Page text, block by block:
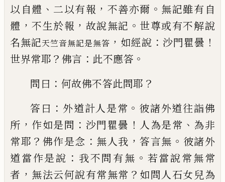
以自體 、 二以有報 ， 不善亦爾 。 無記雖有自
體 ，不生於報 ， 故說無記 。 世尊或有不解說
名無記天竺音無記是無答 ， 如經說 ： 沙門瞿曇 ！
世界常耶 ？ 佛言 ： 此不應答 。
問曰 ： 何故佛不答此問耶 ？
答曰 ： 外道計人是常 。 彼諸外道往詣佛
所 ， 作如是問 ： 沙門瞿曇 ！ 人為是常 、 為非
常耶 ？ 佛作是念 ： 無人我 ，答言無 。 彼諸外
道當作是說 ： 我不問有無 。 若當說常無常
者 ， 無法云何說有常無常 ？ 如問人石女兒為